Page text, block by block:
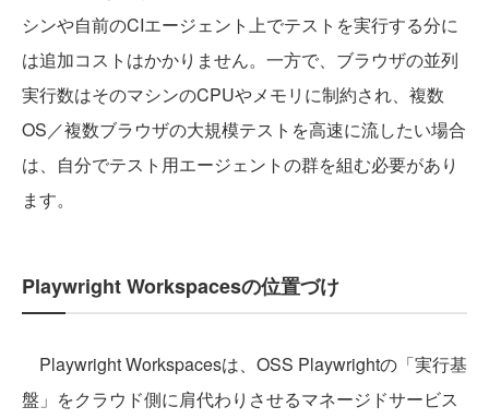
シンや自前のCIエージェント上でテストを実行する分に
は追加コストはかかりません。一方で、ブラウザの並列
実行数はそのマシンのCPUやメモリに制約され、複数
OS／複数ブラウザの大規模テストを高速に流したい場合
は、自分でテスト用エージェントの群を組む必要があり
ます。
Playwright Workspacesの位置づけ
Playwright Workspacesは、OSS Playwrightの「実行基
盤」をクラウド側に肩代わりさせるマネージドサービス